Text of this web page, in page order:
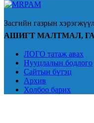
Засгийн газрын
АШИГТ МАЛТМАЛ,
ЛОГО татаж авах
Нууцлалын бодлого
Сайтын бүтэц
Архив
Холбоо барих